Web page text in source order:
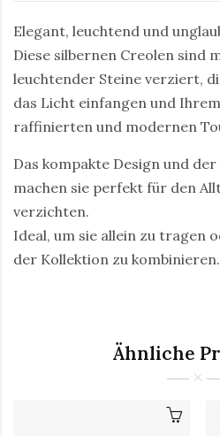
Elegant, leuchtend und
Diese silbernen Creolen sind
leuchtender Steine verziert,
das Licht einfangen und
raffinierten und modernen
Das kompakte Design und
machen sie perfekt für den
verzichten.
Ideal, um sie allein zu tragen
der Kollektion zu kombinieren.
Ähnliche